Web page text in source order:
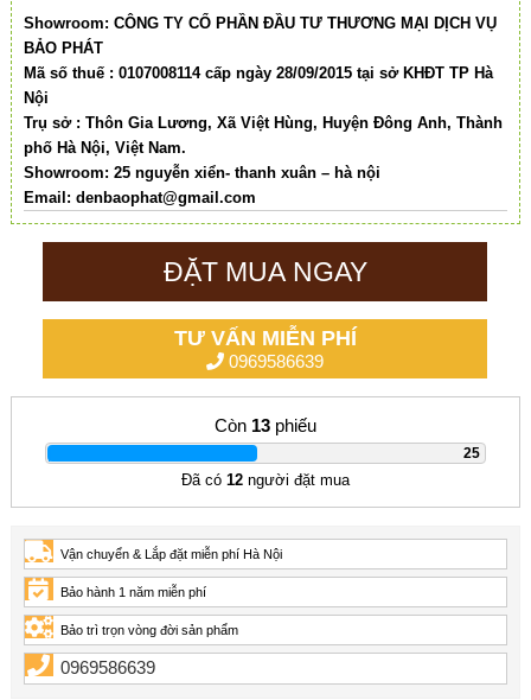
Showroom: CÔNG TY CỔ PHẦN ĐẦU TƯ THƯƠNG MẠI DỊCH VỤ
BẢO PHÁT
Mã số thuế : 0107008114 cấp ngày 28/09/2015 tại sở KHĐT TP Hà
Nội
Trụ sở : Thôn Gia Lương, Xã Việt Hùng, Huyện Đông Anh, Thành
phố Hà Nội, Việt Nam.
Showroom: 25 nguyễn xiển- thanh xuân – hà nội
Email: denbaophat@gmail.com
ĐẶT MUA NGAY
TƯ VẤN MIỄN PHÍ
0969586639
Còn 13phiếu
25
|
Đã có 12người đặt mua
Vận chuyển & Lắp đặt miễn phí Hà Nội
Bảo hành 1 năm miễn phí
Bảo trì trọn vòng đời sản phẩm
0969586639